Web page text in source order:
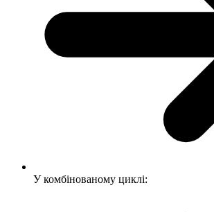
У комбінованому циклі: